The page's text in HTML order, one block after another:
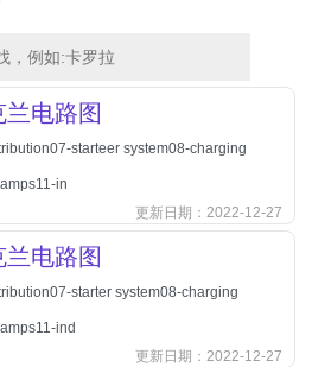
电路图
starteer system08-charging
in
更新日期：2022-12-27
电路图
starter system08-charging
ind
更新日期：2022-12-27